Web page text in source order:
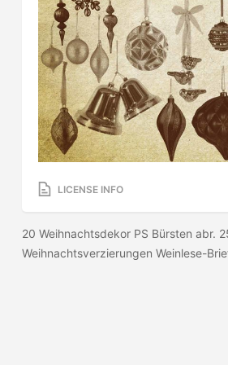
LICENSE INFO
20 Weihnachtsdekor PS Bürsten abr.
Weihnachtsverzierungen Weinlese-